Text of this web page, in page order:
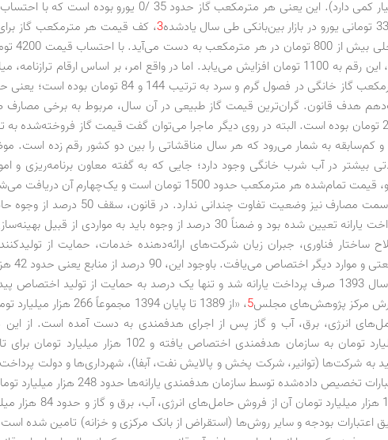
بسیار کمی دارد). این یعنی هر مترمکعب گاز حدود 35 /0 یورو
طی سال یادشده
3، کف قیمت هر مترمکعب گاز
داخلی بیش از
آزاد، این رقم به 1100 تومان افزایش می‌یابد. اما در واقع امر، بر اساس ارقام
مترمکعب گاز خانگی در فصول گرم و سرد به ترتیب 144 و
هدف قانون. گران‌ترین قیمت گاز طبیعی در آن سال، مربوط به برخی مصارف
265 تومان بوده است. البته در روی دیگر ماجرا می‌توان گفت قیمت گاز فروخته‌شده به
و کم‌سابقه به شمار می‌رود که هر سال مناقشاتی را بین دو کشور رقم زده است.
بیشتر در آب شرب خانگی وجود دارد؛ جایی که به گفته معاون برنامه‌ریزی و
تمام‌شده هر مترمکعب حدود 1500 تومان است و یک‌چهارم آن دریافت می‌شود.
در سمت مصارف نیز وضعیت تفاوت چندانی ندارد.
پرداخت یارانه تعیین شده بود و ضمناً 30 درصد از وجوه باید به مواردی از
ساختار فناوری، جبران زیان شرکت‌های ارائه‌دهنده خدمات، حمایت از
صنعتی و
در سال 1393 صرف پرداخت یارانه شد و تنها یک درصد به حمایت از تولید اختصاص
مرکز پژوهش‌های مجلس5
، «از 1389 تا پایان 1394
میلیارد تومان به سازمان هدفمندی اختصاص یافته و 102
به شرکت‌ها (توانیر، شرکت پخش و پالایش نفت، آبفا)، شهرداری‌ها و دولت
اعتبارات تخصیص داده‌شده توسط سازمان هدفمندی
164 هزار میلیارد تومان آن از
اعتبارات بودجه و سایر روش‌ها (استقراض از بانک مرکزی و خزانه) تامین شده